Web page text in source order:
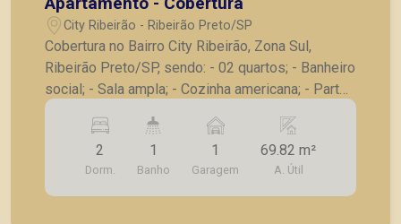
City Ribeirão - Ribeirão Preto/SP
Cobertura no Bairro City Ribeirão, Zona Sul,
Ribeirão Preto/SP, sendo: - 02 quartos; - Banheiro
social; - Sala ampla; - Cozinha americana; - Parte
superior com 01 sala; - Banheiro; - Quintal; - 01
vaga de garagem. A Piramid tem como objetivo
atender seus clientes com agilidade e segurança,
em locação, vendas de imóveis prontos, usados
ou mesmo nos principais lançamentos da cidade
2
Dorm.
1
Banho
1
Garagem
69.82 m²
A. Útil